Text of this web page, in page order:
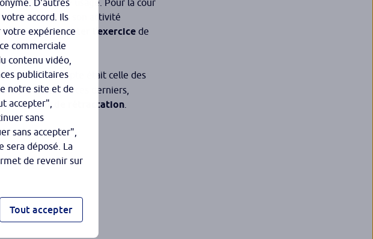
souhaité faire usage. Pour la cour
le champ de son activité
destinés àfaciliter l’exercice de
prendre en compte était celle des
principale de ces derniers,
du droit de rétractation
D'autres
accord. Ils
expérience
commerciale
contenu vidéo,
publicitaires
notre site et de
accepter",
sans
sans accepter",
sera déposé. La
de revenir sur
Tout accepter